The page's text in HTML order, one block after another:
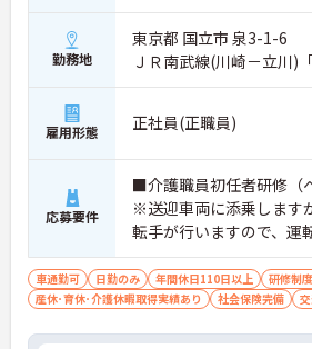
勤務地
東京都 国立市 泉3-1-6
ＪＲ南武線(川崎－立川)
雇用形態 正社員(正職員)
応募要件
■介護職員初任者研修（
※送迎車両に添乗します
転手が行いますので、運
車通勤可 日勤のみ 年間休日110日以上
研修制
産休･育休･介護休暇取得実績あり
社会保険完備